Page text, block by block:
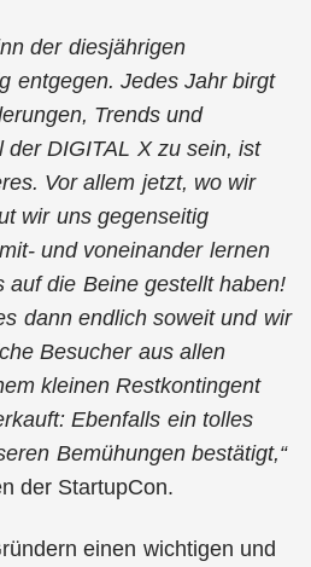
der diesjährigen
entgegen. Jedes Jahr birgt
Trends und
der DIGITAL X zu sein, ist
Vor allem jetzt, wo wir
wir uns gegenseitig
und voneinander lernen
auf die Beine gestellt haben!
dann endlich soweit und wir
Besucher aus allen
kleinen Restkontingent
Ebenfalls ein tolles
Bemühungen bestätigt,“
der StartupCon.
einen wichtigen und